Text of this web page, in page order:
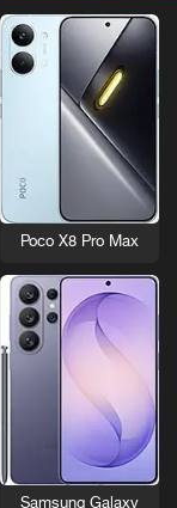
Poco X8 Pro Max